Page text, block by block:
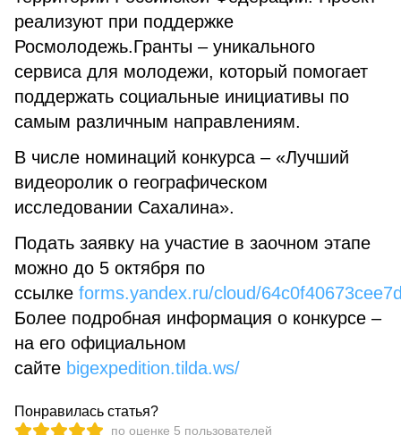
реализуют при поддержке
Росмолодежь.Гранты – уникального
сервиса для молодежи, который помогает
поддержать социальные инициативы по
самым различным направлениям.
В числе номинаций конкурса – «Лучший
видеоролик о географическом
исследовании Сахалина».
Подать заявку на участие в заочном этапе
можно до 5 октября по
ссылке forms.yandex.ru/cloud/
Более подробная информация о конкурсе –
на его официальном
сайте bigexpedition.tilda.ws/
Понравилась статья?
по оценке 5 пользователей